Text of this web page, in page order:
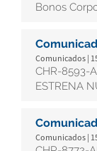
Bonos
Comunicados |
CHR-8593-
ESTRENA
Comunicados |